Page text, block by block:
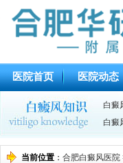
医院首页 医院动态
白癜
白癜
当前位置 ： 合肥白癜风医院